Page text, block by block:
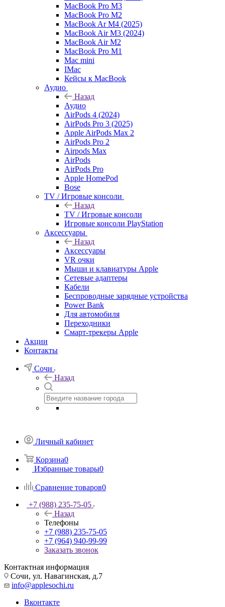
MacBook Pro M3
MacBook Pro M2
MacBook Ar M4 (2025)
MacBook Air M3 (2024)
MacBook Air M2
MacBook Pro M1
Mac mini
IMac
Кейсы к MacBook
Аудио
Назад
Аудио
AirPods 4 (2024)
AirPods Pro 3 (2025)
Apple AirPods Max 2
AirPods Pro 2
Airpods Max
AirPods
AirPods Pro
Apple HomePod
Bose
TV / Игровые консоли
Назад
TV / Игровые консоли
Игровые консоли PlayStation
Аксессуары
Назад
Аксессуары
VR очки
Мыши и клавиатуры Apple
Сетевые адаптеры
Кабели
Беспроводные зарядные устройства
Power Bank
Для автомобиля
Переходники
Смарт-трекеры Apple
Акции
Контакты
Сочи
Назад
Личный кабинет
Корзина0
Избранные товары0
Сравнение товаров0
+7 (988) 235-75-05
Назад
Телефоны
+7 (988) 235-75-05
+7 (964) 940-99-99
Заказать звонок
Контактная информация
Сочи, ул. Навагинская, д.7
info@applesochi.ru
Вконтакте